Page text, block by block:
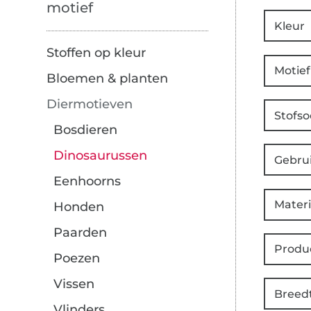
motief
Stoffen op kleur
Bloemen & planten
Diermotieven
Bosdieren
Dinosaurussen
Eenhoorns
Honden
Paarden
Poezen
Vissen
Kleur
Motief